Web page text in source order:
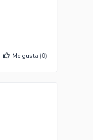
Me gusta (0)